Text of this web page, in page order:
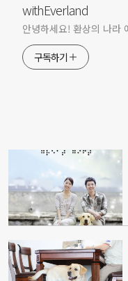
withEverland
안녕하세요! 환상의 나라
구독하기